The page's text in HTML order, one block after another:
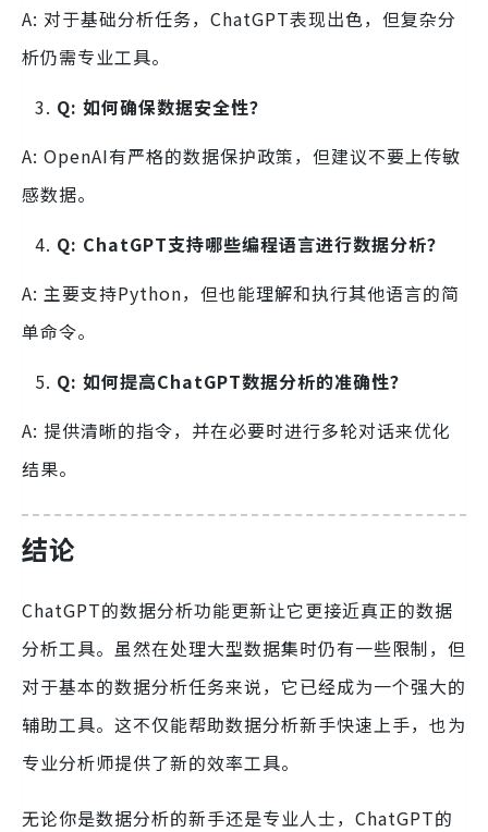
A: 对于基础分析任务，ChatGPT表现出色，但复杂分
析仍需专业工具。
Q: 如何确保数据安全性？
A: OpenAI有严格的数据保护政策，但建议不要上传敏
感数据。
Q: ChatGPT支持哪些编程语言进行数据分析？
A: 主要支持Python，但也能理解和执行其他语言的简
单命令。
Q: 如何提高ChatGPT数据分析的准确性？
A: 提供清晰的指令，并在必要时进行多轮对话来优化
结果。
结论
ChatGPT的数据分析功能更新让它更接近真正的数据
分析工具。虽然在处理大型数据集时仍有一些限制，但
对于基本的数据分析任务来说，它已经成为一个强大的
辅助工具。这不仅能帮助数据分析新手快速上手，也为
专业分析师提供了新的效率工具。
无论你是数据分析的新手还是专业人士，ChatGPT的